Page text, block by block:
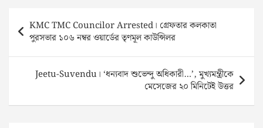
navigation
KMC TMC Councilor Arrested। গ্রেফতার কলকাতা
পুরসভার ১০৬ নম্বর ওয়ার্ডের তৃণমূল কাউন্সিলর
Jeetu-Suvendu। ‘ধন্যবাদ শুভেন্দু অধিকারী…’, মুখ্যমন্ত্রীকে
মেসেজের ২০ মিনিটেই উত্তর